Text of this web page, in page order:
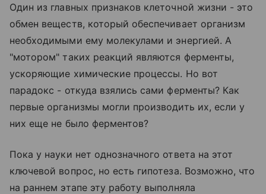
Один из главных признаков клеточной жизни - это
обмен веществ, который обеспечивает организм
необходимыми ему молекулами и энергией. А
"мотором" таких реакций являются ферменты,
ускоряющие химические процессы. Но вот
парадокс - откуда взялись сами ферменты? Как
первые организмы могли производить их, если у
них еще не было ферментов?
Пока у науки нет однозначного ответа на этот
ключевой вопрос, но есть гипотеза. Возможно, что
на раннем этапе эту работу выполняла